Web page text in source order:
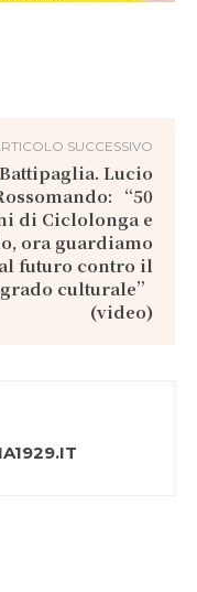
SUCCESSIVO
Battipaglia. Lucio
“50
di Ciclolonga e
ora guardiamo
al futuro contro il
culturale”
(video)